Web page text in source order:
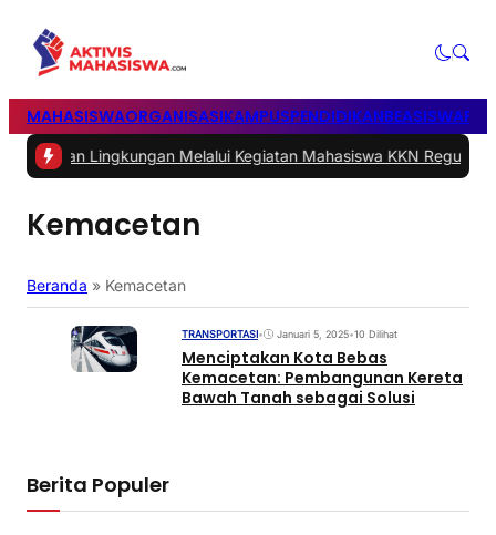
MAHASISWAORGANISASIKAMPUSPENDIDIKANBEASISWA
Lingkungan Melalui Kegiatan Mahasiswa KKN Reguler UNP 2026
Kemacetan
Beranda » Kemacetan
TRANSPORTASI• Januari 5, 2025•10 Dilihat
Menciptakan Kota Bebas
Kemacetan: Pembangunan Kereta
Bawah Tanah sebagai Solusi
Berita Populer